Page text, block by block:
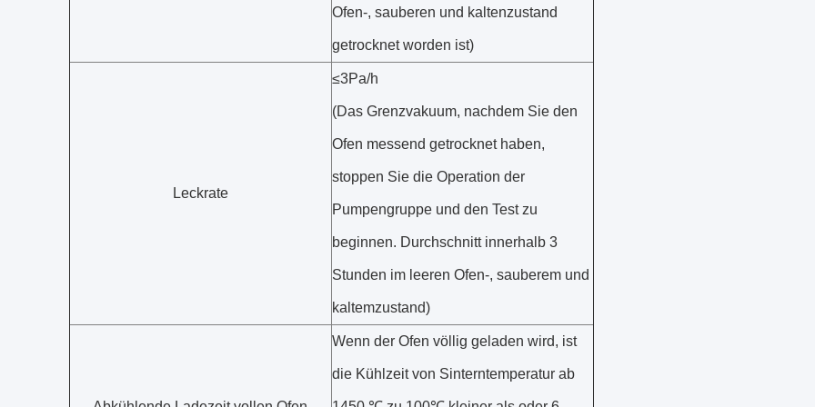
Ofen-, sauberen und kaltenzustand
getrocknet worden ist)
Leckrate
≤3Pa/h
(Das Grenzvakuum, nachdem Sie den
Ofen messend getrocknet haben,
stoppen Sie die Operation der
Pumpengruppe und den Test zu
beginnen. Durchschnitt innerhalb 3
Stunden im leeren Ofen-, sauberem und
kaltemzustand)
Wenn der Ofen völlig geladen wird, ist
die Kühlzeit von Sinterntemperatur ab